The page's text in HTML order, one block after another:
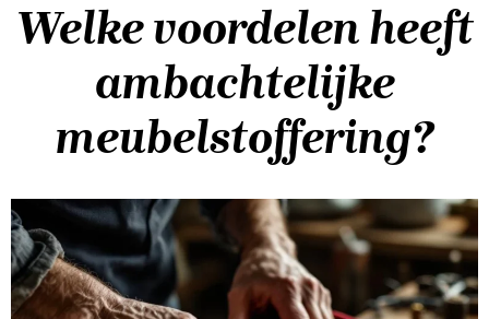
Welke voordelen heeft
ambachtelijke
meubelstoffering?